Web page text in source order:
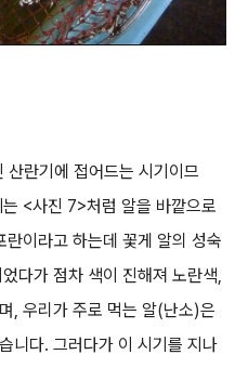
란기에 접어드는 시기이므
<사진 7>처럼 알을 바깥으로
이라고 하는데 꽃게 알의 성숙
다가 점차 색이 진해져 노란색,
, 우리가 주로 먹는 알(난소)은
니다. 그러다가 이 시기를 지나